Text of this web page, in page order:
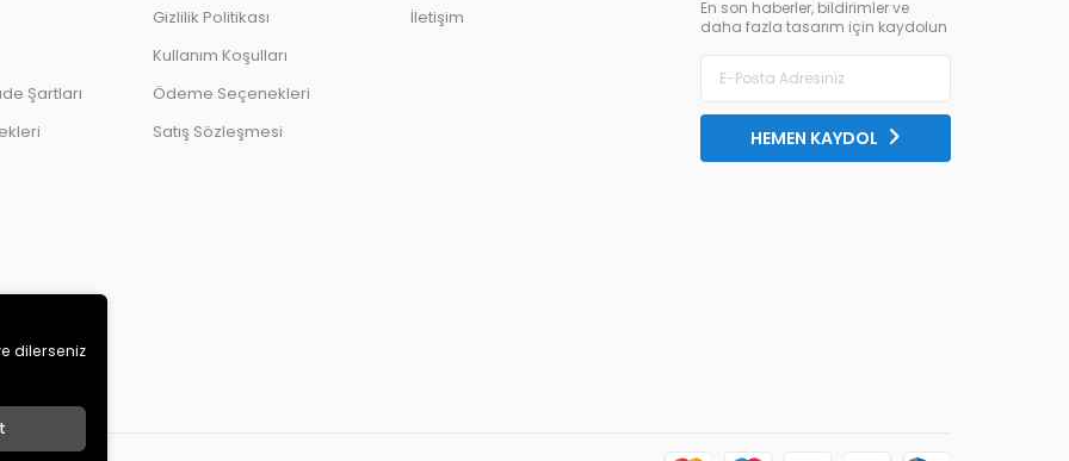
En son haberler, bildirimler ve
daha fazla tasarım için kaydolun
HEMEN KAYDOL
Şartları
Gizlilik Politikası
Kullanım Koşulları
Ödeme Seçenekleri
Satış Sözleşmesi
İletişim
dilerseniz